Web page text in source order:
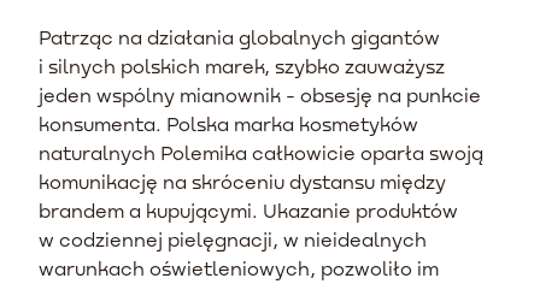
Patrząc na działania globalnych gigantów
i silnych polskich marek, szybko zauważysz
jeden wspólny mianownik - obsesję na punkcie
konsumenta. Polska marka kosmetyków
naturalnych Polemika całkowicie oparła swoją
komunikację na skróceniu dystansu między
brandem a kupującymi. Ukazanie produktów
w codziennej pielęgnacji, w nieidealnych
warunkach oświetleniowych, pozwoliło im